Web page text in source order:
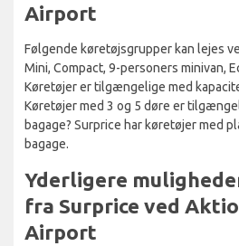
Airport
Følgende køretøjsgrupper kan lejes
Mini, Compact, 9-personers minivan,
Køretøjer er tilgængelige med
Køretøjer med 3 og 5 døre er
bagage? Surprice har køretøjer med
bagage.
Yderligere
fra Surprice ved
Airport